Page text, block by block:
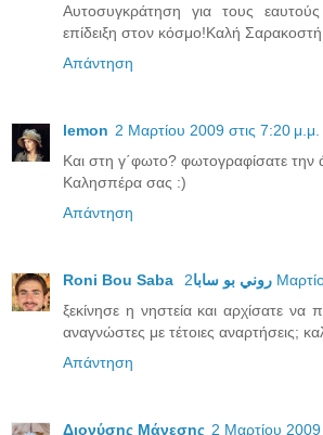
Αυτοσυγκράτηση για τους
επίδειξη στον κόσμο!Καλή
Απάντηση
lemon 2 Μαρτίου 2009 στις 7:20 μ.μ.
Και στη γ΄φωτο? φωτογραφίσατε την
Καλησπέρα σας :)
Απάντηση
Roni Bou Saba روني بو سابا 2
ξεκίνησε η νηστεία και αρχίσατε να
αναγνώστες με τέτοιες αναρτήσεις;
Απάντηση
Διονύσης Μάνεσης 2 Μαρτίου 2009